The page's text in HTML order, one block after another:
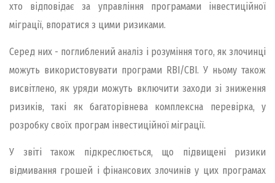
хто відповідає за управління програмами інвестиційної
міграції, впоратися з цими ризиками.
Серед них - поглиблений аналіз і розуміння того, як злочинці
можуть використовувати програми RBI/CBI. У ньому також
висвітлено, як уряди можуть включити заходи зі зниження
ризиків, такі як багаторівнева комплексна перевірка, у
розробку своїх програм інвестиційної міграції.
У звіті також підкреслюється, що підвищені ризики
відмивання грошей і фінансових злочинів у цих програмах